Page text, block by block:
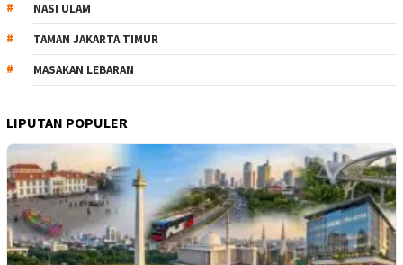
NASI ULAM
TAMAN JAKARTA TIMUR
MASAKAN LEBARAN
LIPUTAN POPULER